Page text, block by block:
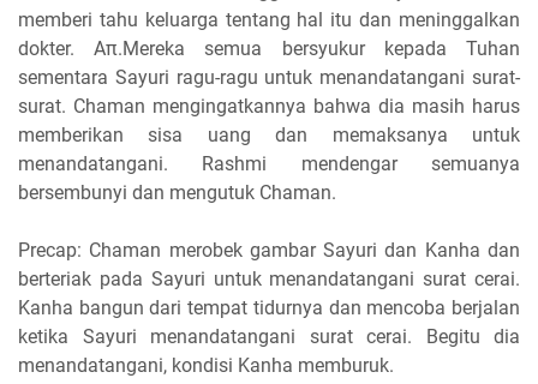
memberi tahu keluarga tentang hal itu dan meninggalkan
dokter. Aπ.Mereka semua bersyukur kepada Tuhan
sementara Sayuri ragu-ragu untuk menandatangani surat-
surat. Chaman mengingatkannya bahwa dia masih harus
memberikan sisa uang dan memaksanya untuk
menandatangani. Rashmi mendengar semuanya
bersembunyi dan mengutuk Chaman.
Precap: Chaman merobek gambar Sayuri dan Kanha dan
berteriak pada Sayuri untuk menandatangani surat cerai.
Kanha bangun dari tempat tidurnya dan mencoba berjalan
ketika Sayuri menandatangani surat cerai. Begitu dia
menandatangani, kondisi Kanha memburuk.